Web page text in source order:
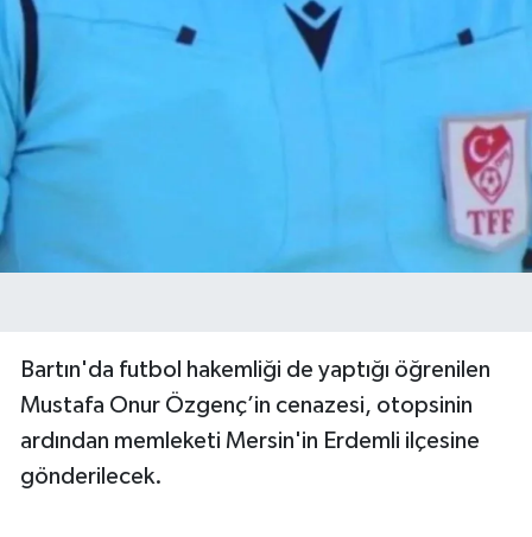
Bartın'da futbol hakemliği de yaptığı öğrenilen
Mustafa Onur Özgenç’in cenazesi, otopsinin
ardından memleketi Mersin'in Erdemli ilçesine
gönderilecek.